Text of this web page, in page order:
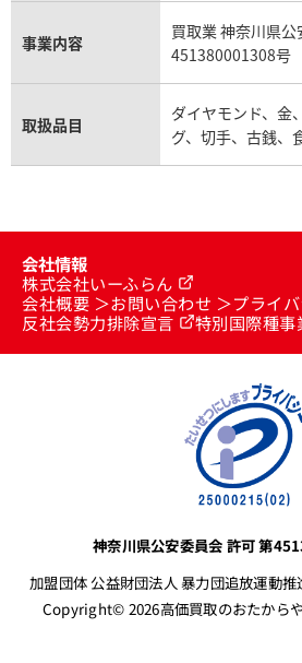
事業内容
買取業 神奈川県
451380001308号
取扱品目
ダイヤモンド、金
グ、切手、古銭、
会社情報
株式会社いーふらん
会社概要
お問い合わせ
プライ
反社会勢力排除宣言
特別国際種事
神奈川県公安委員会 許可 第
加盟団体 公益財団法人 暴力団追放運動
Copyright© 2026高価買取のおたから